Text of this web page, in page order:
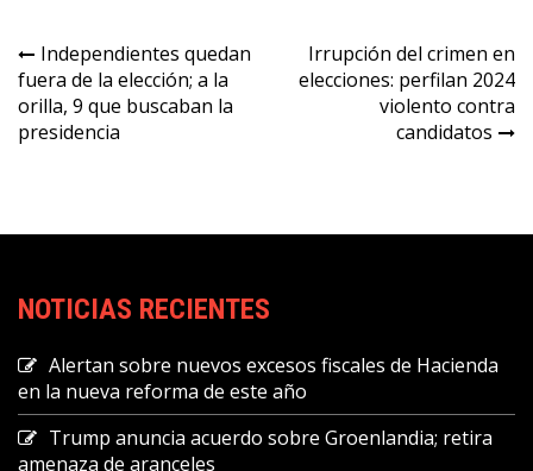
Navegación
de
entradas
Independientes quedan
fuera de la elección; a la
orilla, 9 que buscaban la
presidencia
Irrupción del crimen en
elecciones: perfilan 2024
violento contra
candidatos
NOTICIAS RECIENTES
Alertan sobre nuevos excesos fiscales de Hacienda
en la nueva reforma de este año
Trump anuncia acuerdo sobre Groenlandia; retira
amenaza de aranceles